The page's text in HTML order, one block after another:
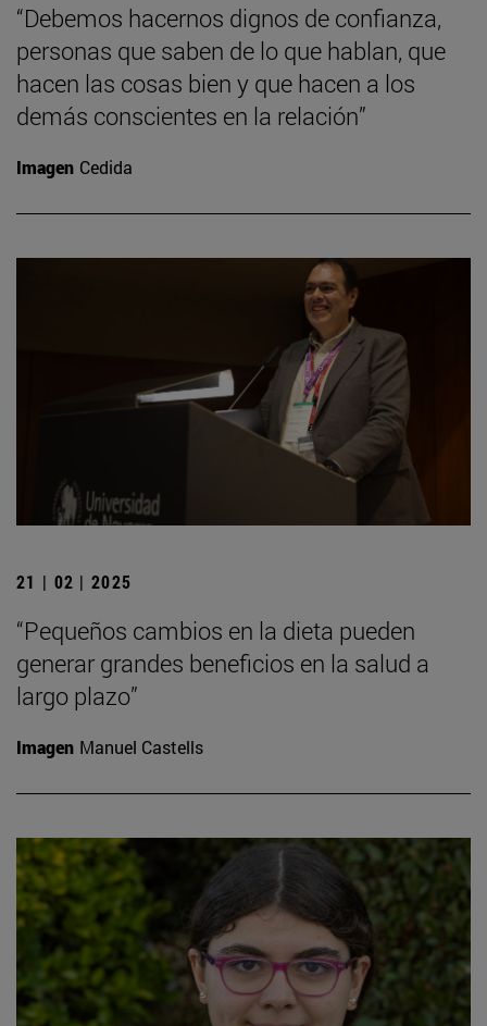
“Debemos hacernos dignos de confianza,
personas que saben de lo que hablan, que
hacen las cosas bien y que hacen a los
demás conscientes en la relación”
Imagen Cedida
21 | 02 | 2025
“Pequeños cambios en la dieta pueden
generar grandes beneficios en la salud a
largo plazo”
Imagen Manuel Castells